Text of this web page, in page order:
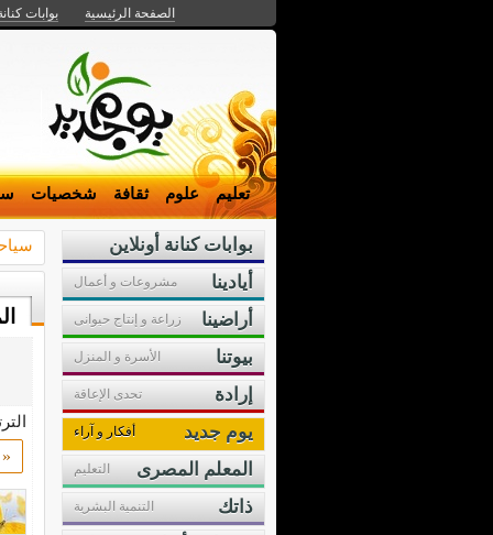
الصفحة الرئيسية بوابات
تعليم علوم ثقافة شخصيات
«
بوابات كنانة أونلاين
أيادينا
مشروعات و أعمال
أراضينا زراعة و إنتاج حيوانى
بيوتنا الأسرة و المنزل
إرادة تحدى الإعاقة
يوم جديد أفكار و آراء
المعلم المصرى التعليم
ذاتك التنمية البشرية